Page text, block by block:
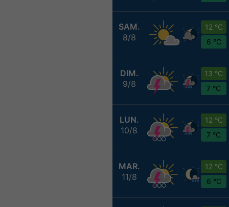
SAM.
8/8
12 °C
6 °C
DIM.
9/8
13 °C
7 °C
LUN.
10/8
12 °C
7 °C
MAR.
11/8
12 °C
6 °C